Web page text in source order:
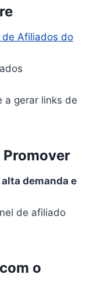
de Afiliados do
a gerar links de
Promover
alta demanda e
de afiliado
o